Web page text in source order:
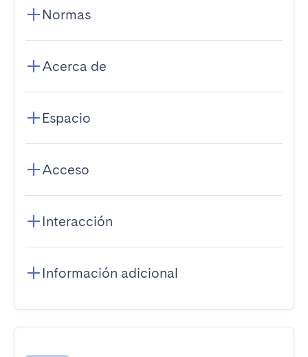
Normas
Acerca de
Espacio
Acceso
Interacción
Información adicional